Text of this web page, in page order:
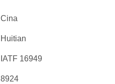
Cina
Huitian
IATF 16949
8924